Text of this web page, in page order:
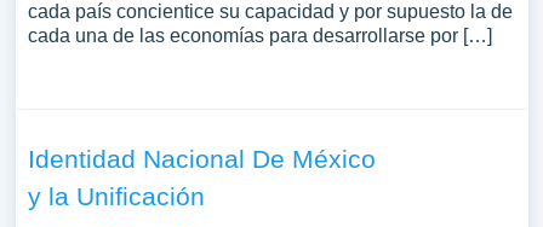
cada país concientice su capacidad y por supuesto la de
cada una de las economías para desarrollarse por […]
Identidad Nacional De México
y la Unificación